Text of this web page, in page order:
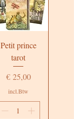
Petit prince
tarot
Prijs
€ 25,00
incl.Btw